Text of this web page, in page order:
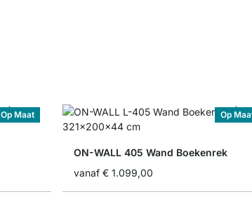
Op Maat Op
ON-WALL 405 Wand Boekenrek
vanaf € 1.099,00